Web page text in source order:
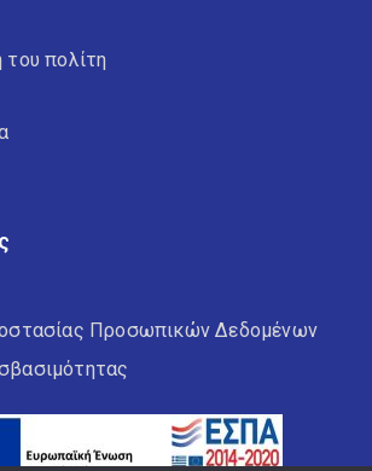
του πολίτη
Προσωπικών Δεδομένων